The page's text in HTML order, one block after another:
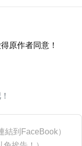
原作者同意！
結到FaceBook）